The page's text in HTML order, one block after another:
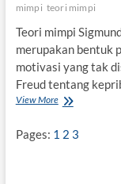
mimpi teori mimpi
Teori mimpi
merupakan bentuk
motivasi yang tak
Freud tentang
View MoreT
s
Pages: 1 2 3